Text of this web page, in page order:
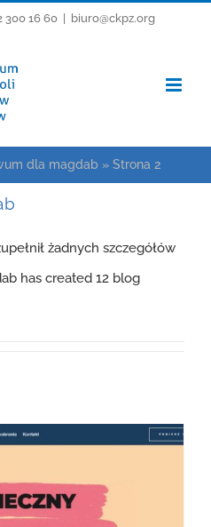
300 16 60 biuro@ckpz.org
dla magdab » Strona 2
żadnych szczegółów
has created 12 blog